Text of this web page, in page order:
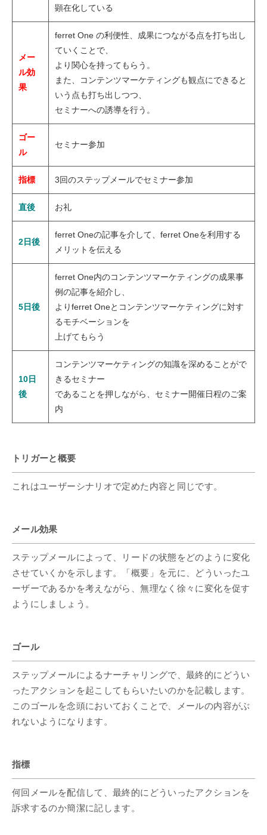
顕在化している
メー
ル効
果
ferret One の利便性、成果につながる点を打ち出し
ていくことで、
より関心を持ってもらう。
また、コンテンツマーケティングも観点にできると
いう点も打ち出しつつ、
セミナーへの誘導を行う。
ゴー
ル
セミナー参加
指標 3回のステップメールでセミナー参加
直後 お礼
2日後
ferret Oneの記事を介して、ferret Oneを利用する
メリットを伝える
5日後
ferret One内のコンテンツマーケティングの成果事
例の記事を紹介し、
よりferret Oneとコンテンツマーケティングに対す
るモチベーションを
上げてもらう
10日
後
コンテンツマーケティングの知識を深めることがで
きるセミナー
であることを押しながら、セミナー開催日程のご案
内
トリガーと概要
これはユーザーシナリオで定めた内容と同じです。
メール効果
ステップメールによって、リードの状態をどのように変化
させていくかを示します。「概要」を元に、どういったユ
ーザーであるかを考えながら、無理なく徐々に変化を促す
ようにしましょう。
ゴール
ステップメールによるナーチャリングで、最終的にどうい
ったアクションを起こしてもらいたいのかを記載します。
このゴールを念頭においておくことで、メールの内容がぶ
れないようになります。
指標
何回メールを配信して、最終的にどういったアクションを
訴求するのか簡潔に記します。